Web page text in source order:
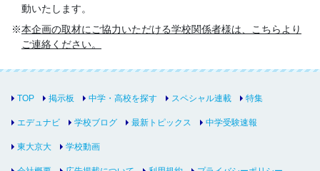
動いたします。
本企画の取材にご協力いただける学校関係者様は、こちらより
ご連絡ください。
TOP 掲示板 中学・高校を探す スペシャル連載 特集
エデュナビ 学校ブログ 最新トピックス 中学受験速報
東大京大 学校動画